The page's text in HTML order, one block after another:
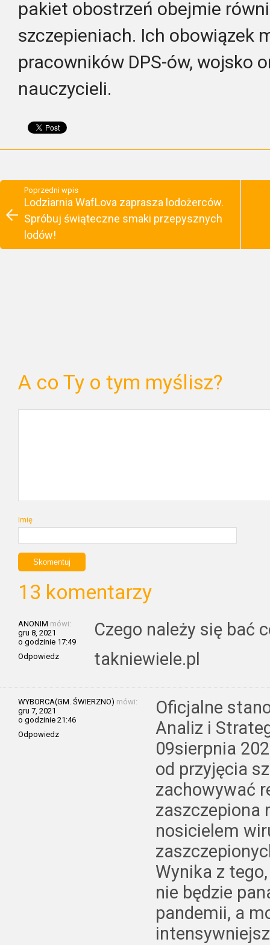
pakiet obostrzeń obejmie
szczepieniach. Ich obowiązek
pracowników DPS-ów, wojsko
nauczycieli.
Poprzedni wpis
Lodziarnia WafLova zaprasza lodożerców.
Spróbuj świąteczne smaki przepysznych
lodów!
A co Ty o tym myślisz?
Imię
13 komentarzy
ANONIM mówi:
gru 8, 2021
o godzinie 17:49
Odpowiedz
Czego należy się bać
takniewiele.pl
WYBORCA(GM. ŚWIERZNO) mówi:
gru 7, 2021
o godzinie 21:46
Odpowiedz
Oficjalne
Analiz i
09sierpnia
od przyjęcia
zachowywać
zaszczepiona
nosicielem
Wynika z
nie będzie
pandemii, a